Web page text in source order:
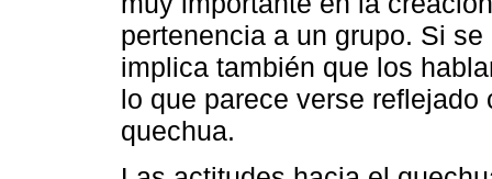
pertenencia a un grupo. Si
implica también que los
lo que parece verse
quechua.